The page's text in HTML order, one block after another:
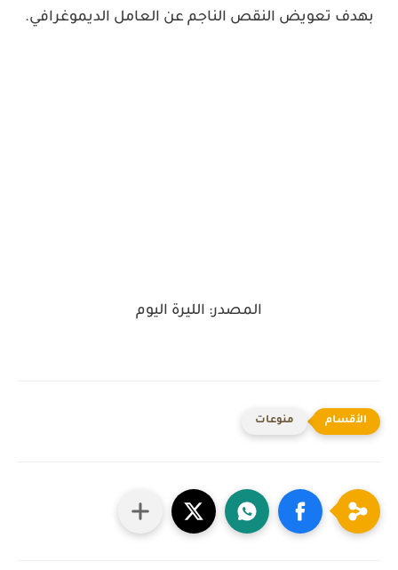
بهدف تعويض النقص الناجم عن العامل الديموغرافي.
المصدر: الليرة اليوم
منوعات